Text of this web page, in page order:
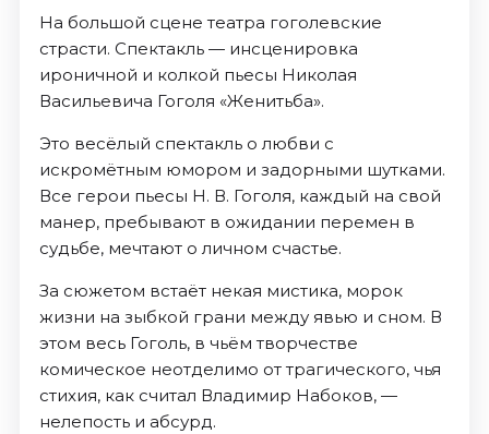
На большой сцене театра гоголевские
страсти. Спектакль — инсценировка
ироничной и колкой пьесы Николая
Васильевича Гоголя «Женитьба».
Это весёлый спектакль о любви с
искромётным юмором и задорными шутками.
Все герои пьесы Н. В. Гоголя, каждый на свой
манер, пребывают в ожидании перемен в
судьбе, мечтают о личном счастье.
За сюжетом встаёт некая мистика, морок
жизни на зыбкой грани между явью и сном. В
этом весь Гоголь, в чьём творчестве
комическое неотделимо от трагического, чья
стихия, как считал Владимир Набоков, —
нелепость и абсурд.